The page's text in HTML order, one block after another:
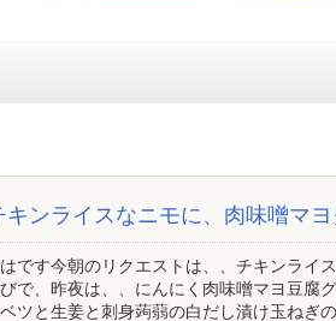
キンライスなニモに、肉味噌マ
です今朝のリクエストは、、チキンライ
で、昨夜は、、にんにく肉味噌マヨ豆腐
ツと生姜と刺身蒟蒻の白だし漬け玉ねぎ